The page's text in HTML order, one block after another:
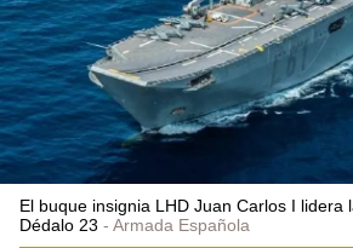
El buque insignia LHD Juan Carlos I lidera
Dédalo 23
Armada Española